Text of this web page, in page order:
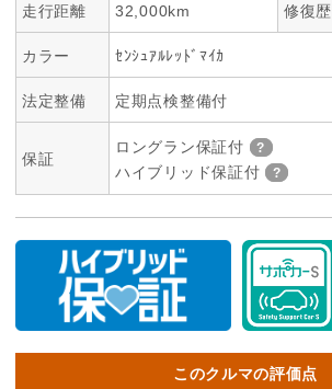
走行距離 32,000km 修復歴
カラー ｾﾝｼｭｱﾙﾚｯﾄﾞﾏｲｶ
法定整備 定期点検整備付
保証
ロングラン保証付
ハイブリッド保証付
このクルマの評価点